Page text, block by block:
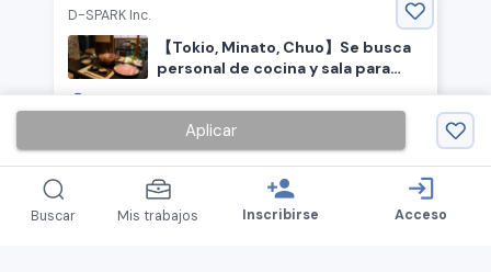
Aplicar
D-SPARK Inc.
【Tokio, Minato, Chuo】Se busca
personal de cocina y sala para
Empleado Regular
Buscar Mis trabajos
person_add
Inscribirse
login
Acceso